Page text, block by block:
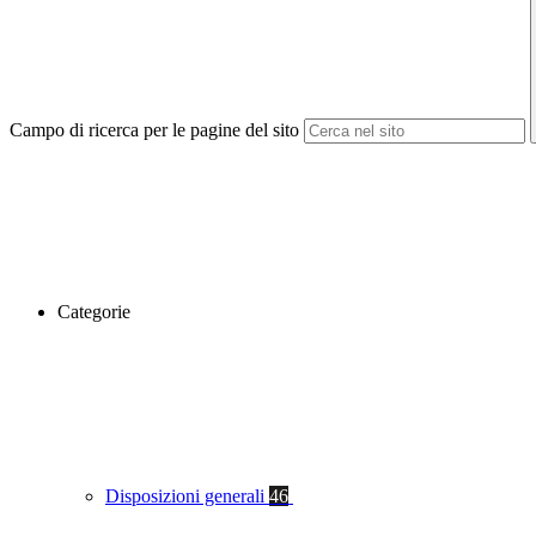
Campo di ricerca per le pagine del sito
Categorie
Disposizioni generali 46